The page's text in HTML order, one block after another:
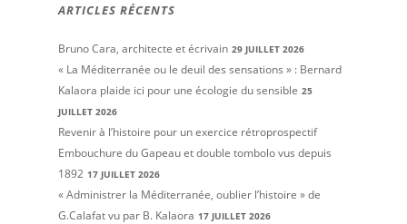
ARTICLES RÉCENTS
Bruno Cara, architecte et écrivain 29 JUILLET 2026
« La Méditerranée ou le deuil des sensations » : Bernard
Kalaora plaide ici pour une écologie du sensible 25
JUILLET 2026
Revenir à l’histoire pour un exercice rétroprospectif
Embouchure du Gapeau et double tombolo vus depuis
1892 17 JUILLET 2026
« Administrer la Méditerranée, oublier l’histoire » de
G.Calafat vu par B. Kalaora 17 JUILLET 2026